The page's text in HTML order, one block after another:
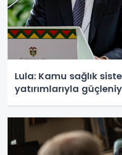
Lula: Kamu sağlık
yatırımlarıyla